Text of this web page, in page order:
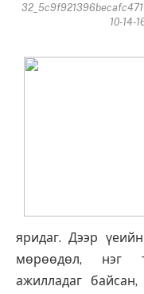
10-14-
яридаг. Дээр
мөрөөдөл, нэг
ажилладаг